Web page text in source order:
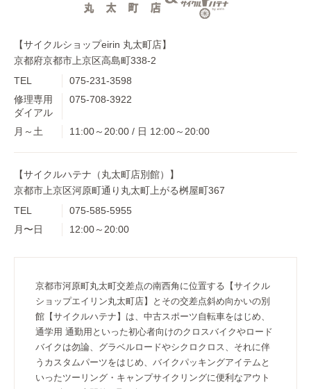
【サイクルショップeirin 丸太町店】
京都府京都市上京区高島町338-2
TEL
075-231-3598
修理専用
ダイアル
075-708-3922
月～土 11:00～20:00 / 日 12:00～20:00
【サイクルハテナ（丸太町店別館）】
京都市上京区河原町通り丸太町上がる桝屋町367
TEL
075-585-5955
月〜日
12:00～20:00
京都市河原町丸太町交差点の南西角に位置する【サイクル
ショップエイリン丸太町店】とその交差点斜め向かいの別
館【サイクルハテナ】は、中古スポーツ自転車をはじめ、
通学用 通勤用といった初心者向けのクロスバイクやロード
バイクは勿論、グラベルロードやシクロクロス、それに伴
うカスタムパーツをはじめ、バイクパッキングアイテムと
いったツーリング・キャンプサイクリングに便利なアウト